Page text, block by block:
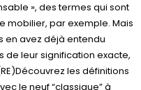
», des termes qui sont
mobilier, par exemple. Mais
en avez déjà entendu
de leur signification exacte,
les définitions
le neuf “classique” à